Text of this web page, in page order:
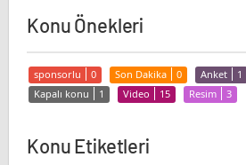
Konu Önekleri
sponsorlu 0 Son Dakika 0 Anket 1
Kapalı konu
1 Video 15 Resim 3
Konu Etiketleri